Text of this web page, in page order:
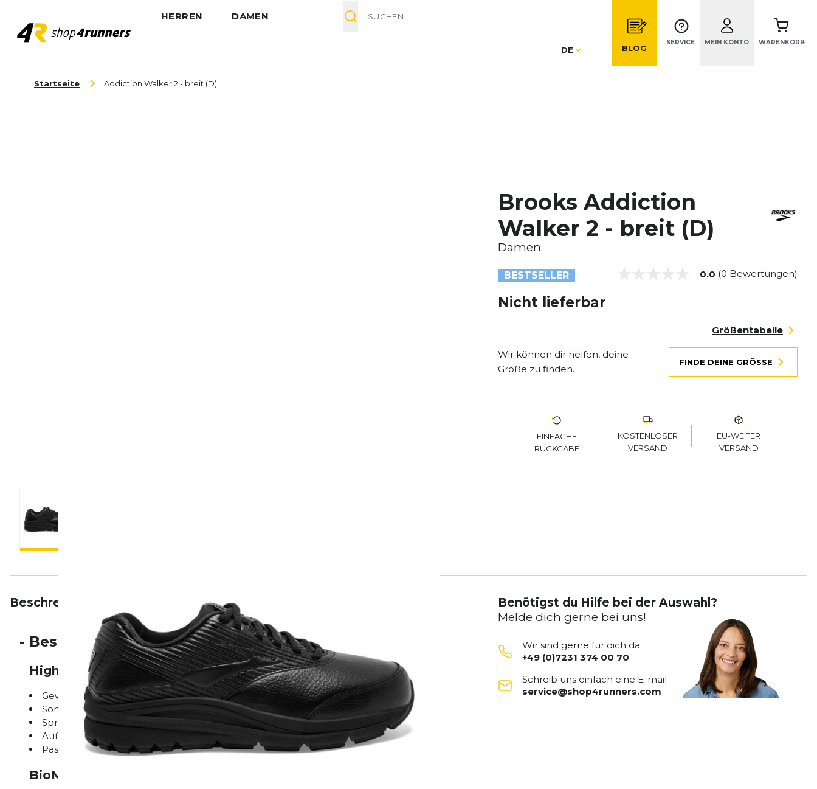
HERREN DAMEN
Sprache
DE BLOG
SERVICE MEIN KONTO WARENKORB
Startseite Addiction Walker 2 - breit (D)
Brooks Addiction
Walker 2 - breit (D)
Damen
BESTSELLER 0.0 (0 Bewertungen)
Nicht lieferbar
Größentabelle
Wir können dir helfen, deine
Größe zu finden.
FINDE DEINE GRÖSSE
EINFACHE
RÜCKGABE
KOSTENLOSER
VERSAND
EU-WEITER
VERSAND
Beschreibung Bewertungen
- Beschreibung
Highlights auf einen Blick
Gewicht: 330 g
Sohlenmaterial: BioMoGo DNA
Sprengung: 12 mm
Außensohle: Slip-Resistant Technologie
Passform: Breite (D) für zusätzlichen Komfort
BioMoGo DNA für optimalen Komfort
Benötigst du Hilfe bei der Auswahl?
Melde dich gerne bei uns!
Wir sind gerne für dich da
+49 (0)7231 374 00 70
Schreib uns einfach eine E-mail
service@shop4runners.com